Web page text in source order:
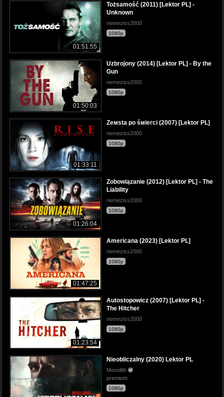
01:51:55
Tożsamość (2011) [Lektor PL] -
Unknown
nemeziss2000
1080p
01:50:03
Uzbrojony (2014) [Lektor PL] - By the
Gun
nemeziss2000
1080p
01:33:11
Zeмsta po śмieгci (2007) [Lektor PL]
nemeziss2000
1080p
01:26:04
Zobowiązanie (2012) [Lektor PL] - The
Liability
nemeziss2000
1080p
01:47:25
Americana (2023) [Lektor PL]
nemeziss2000
1080p
01:23:54
Autostopowicz (2007) [Lektor PL] -
The Hitcher
nemeziss2000
1080p
Nieobliczalny (2020) Lektor PL
Monolith
premium
1080p